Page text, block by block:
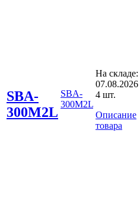
SBA-
300M2L
SBA-
300M2L
На складе:
07.08.2026
4 шт.
Описание
товара